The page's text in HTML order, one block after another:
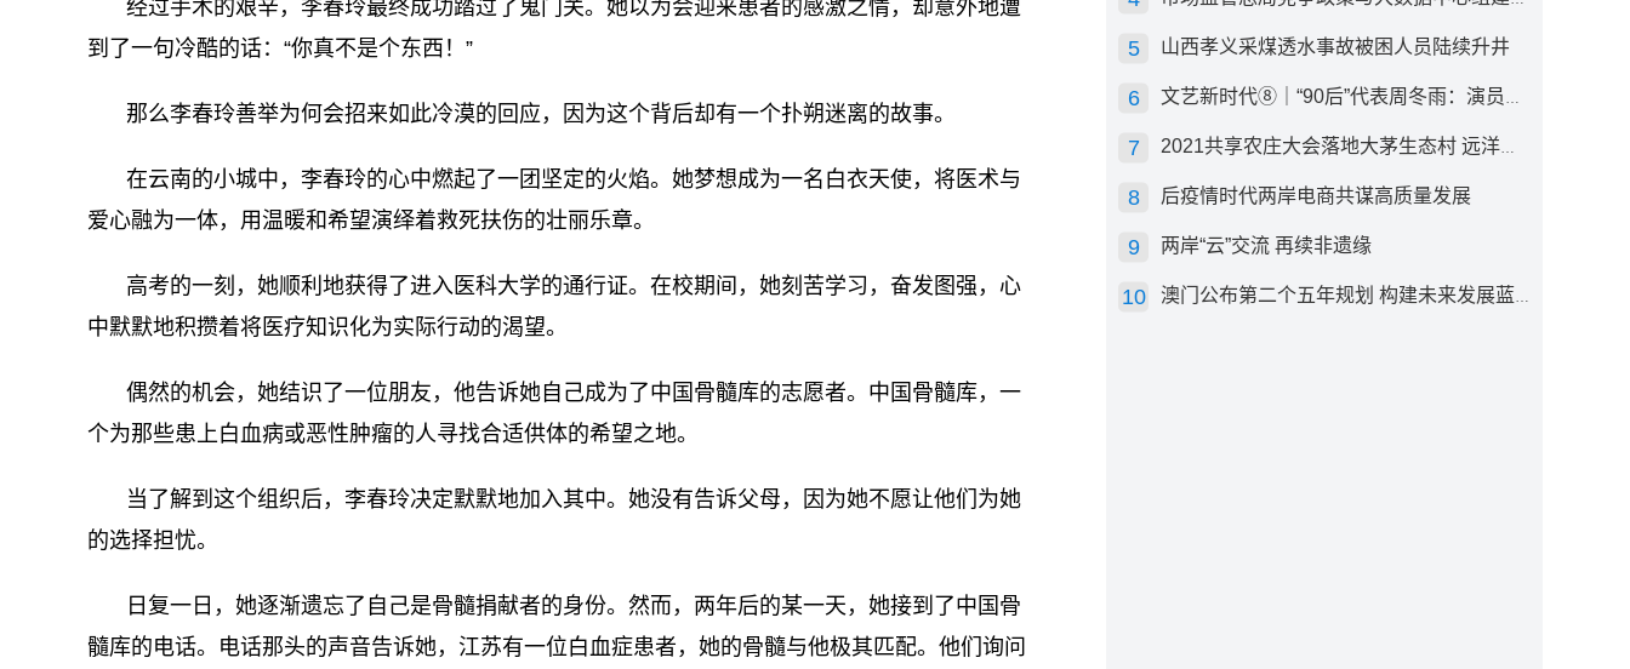
经过手术的艰辛，李春玲最终成功踏过了鬼门关。她以为会迎来患者的感激之情，却意外地遭
到了一句冷酷的话：“你真不是个东西！”
那么李春玲善举为何会招来如此冷漠的回应，因为这个背后却有一个扑朔迷离的故事。
在云南的小城中，李春玲的心中燃起了一团坚定的火焰。她梦想成为一名白衣天使，将医术与
爱心融为一体，用温暖和希望演绎着救死扶伤的壮丽乐章。
高考的一刻，她顺利地获得了进入医科大学的通行证。在校期间，她刻苦学习，奋发图强，心
中默默地积攒着将医疗知识化为实际行动的渴望。
偶然的机会，她结识了一位朋友，他告诉她自己成为了中国骨髓库的志愿者。中国骨髓库，一
个为那些患上白血病或恶性肿瘤的人寻找合适供体的希望之地。
当了解到这个组织后，李春玲决定默默地加入其中。她没有告诉父母，因为她不愿让他们为她
的选择担忧。
日复一日，她逐渐遗忘了自己是骨髓捐献者的身份。然而，两年后的某一天，她接到了中国骨
髓库的电话。电话那头的声音告诉她，江苏有一位白血症患者，她的骨髓与他极其匹配。他们询问
山西孝义采煤透水事故被困人员陆续升井
文艺新时代⑧｜“90后”代表周冬雨：演员心里有底，得靠体验生活
2021共享农庄大会落地大茅生态村 远洋集团打造“乡村振兴”样板
后疫情时代两岸电商共谋高质量发展
两岸“云”交流 再续非遗缘
澳门公布第二个五年规划 构建未来发展蓝图